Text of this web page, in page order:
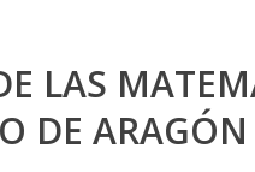
LAS
DE ARAGÓN